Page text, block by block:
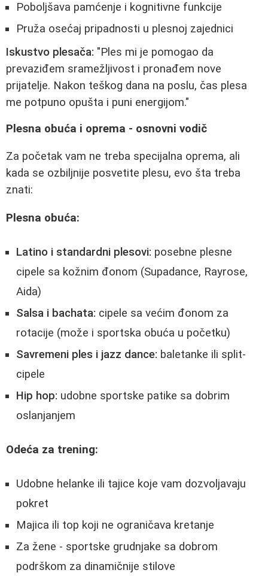
Poboljšava pamćenje i kognitivne funkcije
Pruža osećaj pripadnosti u plesnoj zajednici
Iskustvo plesača: "Ples mi je pomogao da
prevaziđem sramežljivost i pronađem nove
prijatelje. Nakon teškog dana na poslu, čas plesa
me potpuno opušta i puni energijom."
Plesna obuća i oprema - osnovni vodič
Za početak vam ne treba specijalna oprema, ali
kada se ozbiljnije posvetite plesu, evo šta treba
znati:
Plesna obuća:
Latino i standardni plesovi: posebne plesne
cipele sa kožnim đonom (Supadance, Rayrose,
Aida)
Salsa i bachata: cipele sa većim đonom za
rotacije (može i sportska obuća u početku)
Savremeni ples i jazz dance: baletanke ili split-
cipele
Hip hop: udobne sportske patike sa dobrim
oslanjanjem
Odeća za trening:
Udobne helanke ili tajice koje vam dozvoljavaju
pokret
Majica ili top koji ne ograničava kretanje
Za žene - sportske grudnjake sa dobrom
podrškom za dinamičnije stilove